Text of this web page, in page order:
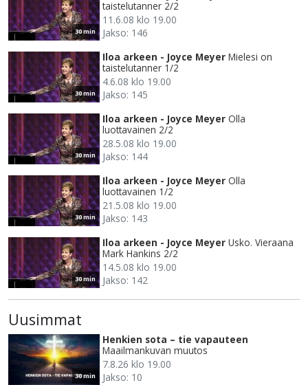
30 min
taistelutanner 2/2
11.6.08 klo 19.00
Jakso: 146
30 min
Iloa arkeen - Joyce Meyer Mielesi on
taistelutanner 1/2
4.6.08 klo 19.00
Jakso: 145
30 min
Iloa arkeen - Joyce Meyer Olla
luottavainen 2/2
28.5.08 klo 19.00
Jakso: 144
30 min
Iloa arkeen - Joyce Meyer Olla
luottavainen 1/2
21.5.08 klo 19.00
Jakso: 143
30 min
Iloa arkeen - Joyce Meyer Usko. Vieraana
Mark Hankins 2/2
14.5.08 klo 19.00
Jakso: 142
Uusimmat
30 min
Henkien sota – tie vapauteen
Maailmankuvan muutos
7.8.26 klo 19.00
Jakso: 10